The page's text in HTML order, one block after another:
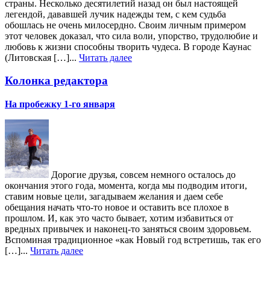
страны. Несколько десятилетий назад он был настоящей
легендой, дававшей лучик надежды тем, с кем судьба
обошлась не очень милосердно. Своим личным примером
этот человек доказал, что сила воли, упорство, трудолюбие и
любовь к жизни способны творить чудеса. В городе Каунас
(Литовская […]... Читать далее
Колонка редактора
На пробежку 1-го января
Дорогие друзья, совсем немного осталось до
окончания этого года, момента, когда мы подводим итоги,
ставим новые цели, загадываем желания и даем себе
обещания начать что-то новое и оставить все плохое в
прошлом. И, как это часто бывает, хотим избавиться от
вредных привычек и наконец-то заняться своим здоровьем.
Вспоминая традиционное «как Новый год встретишь, так его
[…]... Читать далее